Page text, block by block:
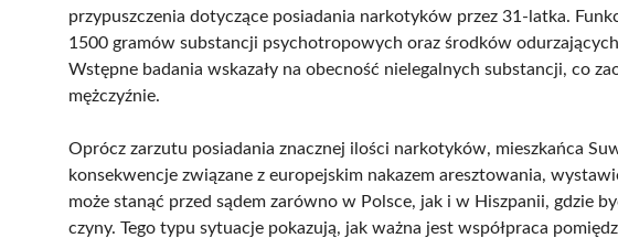
przypuszczenia dotyczące posiadania narkotyków przez 31-latka.
1500 gramów substancji psychotropowych oraz środków
Wstępne badania wskazały na obecność nielegalnych substancji, co
mężczyźnie.
Oprócz zarzutu posiadania znacznej ilości narkotyków, mieszkańca
konsekwencje związane z europejskim nakazem aresztowania,
może stanąć przed sądem zarówno w Polsce, jak i w Hiszpanii, gdzie
czyny. Tego typu sytuacje pokazują, jak ważna jest współpraca